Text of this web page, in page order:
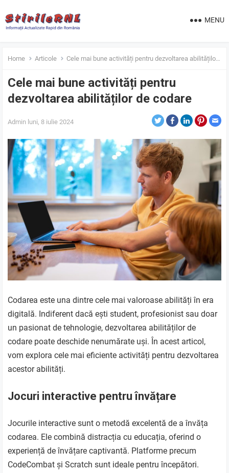
MENU
Home Articole Cele mai bune activități pentru dezvoltarea abilităților de codare
Cele mai bune activități pentru
dezvoltarea abilităților de codare
Admin luni, 8 iulie 2024
Codarea este una dintre cele mai valoroase abilități în era
digitală. Indiferent dacă ești student, profesionist sau doar
un pasionat de tehnologie, dezvoltarea abilităților de
codare poate deschide nenumărate uși. În acest articol,
vom explora cele mai eficiente activități pentru dezvoltarea
acestor abilități.
Jocuri interactive pentru învățare
Jocurile interactive sunt o metodă excelentă de a învăța
codarea. Ele combină distracția cu educația, oferind o
experiență de învățare captivantă. Platforme precum
CodeCombat și Scratch sunt ideale pentru începători.